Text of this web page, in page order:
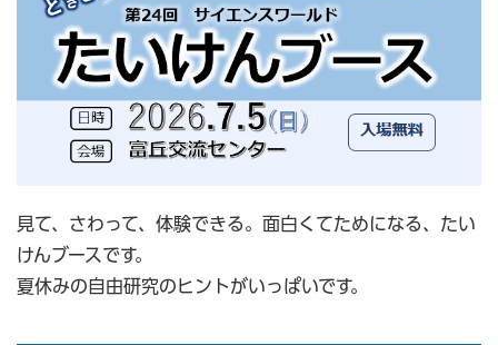
見て、さわって、体験できる。面白くてためになる、たい
けんブースです。
夏休みの自由研究のヒントがいっぱいです。